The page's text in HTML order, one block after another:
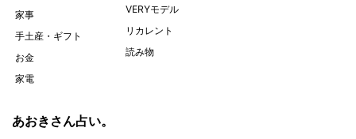
家事
手土産・ギフト
お金
家電
VERYモデル
リカレント
読み物
あおきさん占い。